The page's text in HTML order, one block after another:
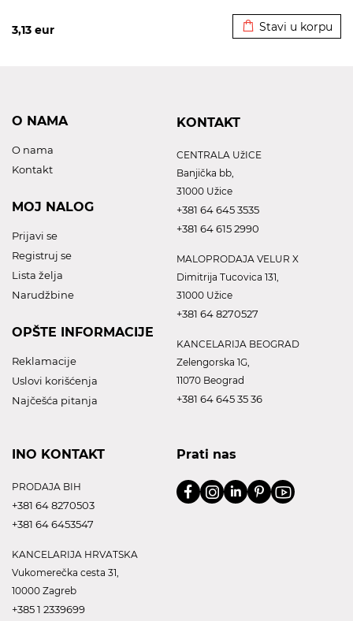
3,13 eur Stavi u korpu
O NAMA
O nama
Kontakt
MOJ NALOG
Prijavi se
Registruj se
Lista želja
Narudžbine
OPŠTE INFORMACIJE
Reklamacije
Uslovi korišćenja
Najčešća pitanja
KONTAKT
CENTRALA UžICE
Banjička bb,
31000 Užice
+381 64 645 3535
+381 64 615 2990
MALOPRODAJA VELUR X
Dimitrija Tucovica 131,
31000 Užice
+381 64 8270527
KANCELARIJA BEOGRAD
Zelengorska 1G,
11070 Beograd
+381 64 645 35 36
INO KONTAKT
PRODAJA BIH
+381 64 8270503
+381 64 6453547
KANCELARIJA HRVATSKA
Vukomerečka cesta 31,
10000 Zagreb
+385 1 2339699
Prati nas